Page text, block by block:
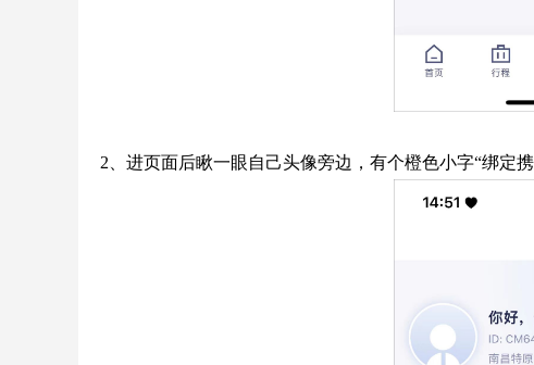
2、进页面后瞅一眼自己头像旁边，有个橙色小字“绑定携